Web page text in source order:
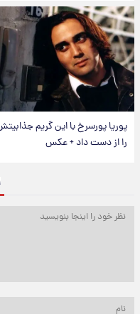
پوریا پورسرخ با این گریم
را از دست داد + عکس